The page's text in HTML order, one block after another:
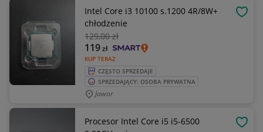
Intel Core i3 10100 s.1200 4R/8W+
chłodzenie
129,00 zł
KUP TERAZ
119zł
CZĘSTO SPRZEDAJE
SPRZEDAJĄCY: OSOBA PRYWATNA
Jawor
Procesor Intel Core i5 i5-6500